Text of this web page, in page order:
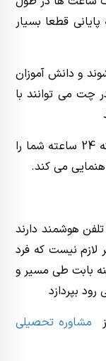
قطعا بسیار
و دانش آموزان
می توانند با
سومین مزیت آن پشتیبانی قوی آن است که 24 ساعته شما را
می کند.
هوشمند دارند
لازم نیست که فرد
بابت طی مسیر و
بپردازد
مشاوره تحصیلی